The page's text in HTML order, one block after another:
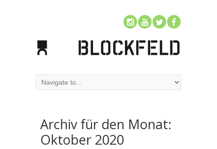
Archiv für den Monat:
Oktober 2020